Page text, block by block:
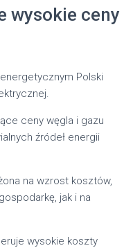
wysokie ceny
Polski
ceny węgla i gazu
źródeł energii
na wzrost kosztów,
jak i na
wysokie koszty